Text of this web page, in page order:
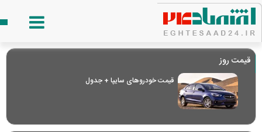
قیمت روز
قیمت خودرو‌های سایپا + جدول